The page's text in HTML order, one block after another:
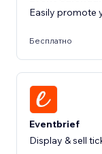
Easily promote
Бесплатно
Eventbrief
Display & sell